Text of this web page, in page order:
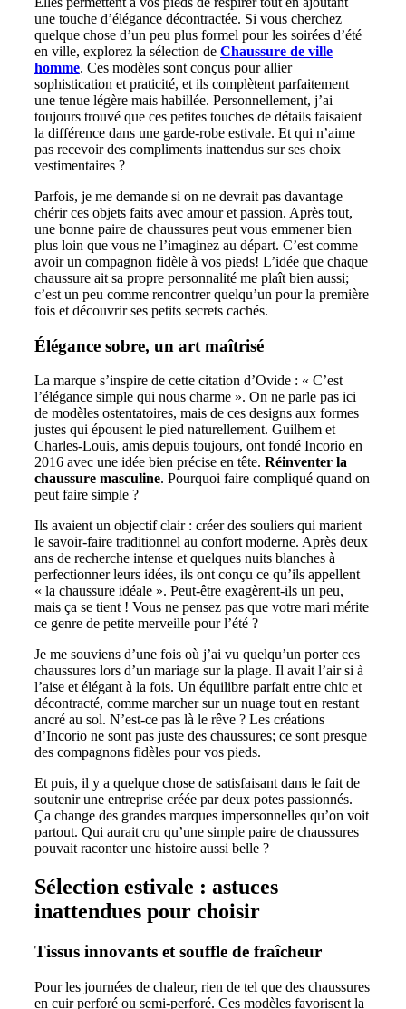
une touche d’élégance décontractée. Si vous cherchez
quelque chose d’un peu plus formel pour les soirées d’été
en ville, explorez la sélection de Chaussure de ville
homme. Ces modèles sont conçus pour allier
sophistication et praticité, et ils complètent parfaitement
une tenue légère mais habillée. Personnellement, j’ai
toujours trouvé que ces petites touches de détails faisaient
la différence dans une garde-robe estivale. Et qui n’aime
pas recevoir des compliments inattendus sur ses choix
vestimentaires ?
Parfois, je me demande si on ne devrait pas davantage
chérir ces objets faits avec amour et passion. Après tout,
une bonne paire de chaussures peut vous emmener bien
plus loin que vous ne l’imaginez au départ. C’est comme
avoir un compagnon fidèle à vos pieds! L’idée que chaque
chaussure ait sa propre personnalité me plaît bien aussi;
c’est un peu comme rencontrer quelqu’un pour la première
fois et découvrir ses petits secrets cachés.
Élégance sobre, un art maîtrisé
La marque s’inspire de cette citation d’Ovide : « C’est
l’élégance simple qui nous charme ». On ne parle pas ici
de modèles ostentatoires, mais de ces designs aux formes
justes qui épousent le pied naturellement. Guilhem et
Charles-Louis, amis depuis toujours, ont fondé Incorio en
2016 avec une idée bien précise en tête. Réinventer la
chaussure masculine. Pourquoi faire compliqué quand on
peut faire simple ?
Ils avaient un objectif clair : créer des souliers qui marient
le savoir-faire traditionnel au confort moderne. Après deux
ans de recherche intense et quelques nuits blanches à
perfectionner leurs idées, ils ont conçu ce qu’ils appellent
« la chaussure idéale ». Peut-être exagèrent-ils un peu,
mais ça se tient ! Vous ne pensez pas que votre mari mérite
ce genre de petite merveille pour l’été ?
Je me souviens d’une fois où j’ai vu quelqu’un porter ces
chaussures lors d’un mariage sur la plage. Il avait l’air si à
l’aise et élégant à la fois. Un équilibre parfait entre chic et
décontracté, comme marcher sur un nuage tout en restant
ancré au sol. N’est-ce pas là le rêve ? Les créations
d’Incorio ne sont pas juste des chaussures; ce sont presque
des compagnons fidèles pour vos pieds.
Et puis, il y a quelque chose de satisfaisant dans le fait de
soutenir une entreprise créée par deux potes passionnés.
Ça change des grandes marques impersonnelles qu’on voit
partout. Qui aurait cru qu’une simple paire de chaussures
pouvait raconter une histoire aussi belle ?
Sélection estivale : astuces
inattendues pour choisir
Tissus innovants et souffle de fraîcheur
Pour les journées de chaleur, rien de tel que des chaussures
en cuir perforé ou semi-perforé. Ces modèles favorisent la